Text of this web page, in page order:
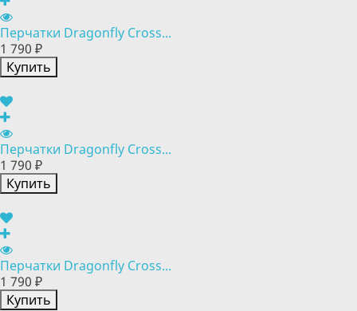
Перчатки Dragonfly Cross...
1 790 ₽
Купить
Перчатки Dragonfly Cross...
1 790 ₽
Купить
Перчатки Dragonfly Cross...
1 790 ₽
Купить